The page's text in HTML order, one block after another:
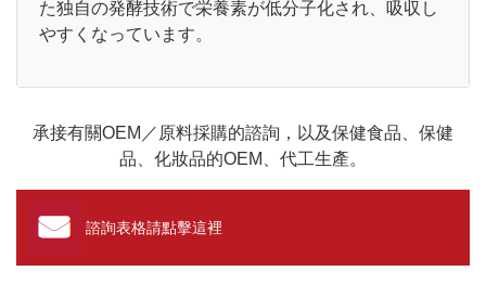
た独自の発酵技術で栄養素が低分子化され、吸収し
やすくなっています。
承接有關OEM／原料採購的諮詢，以及保健食品、保健
品、化妝品的OEM、代工生產。
諮詢表格請點擊這裡